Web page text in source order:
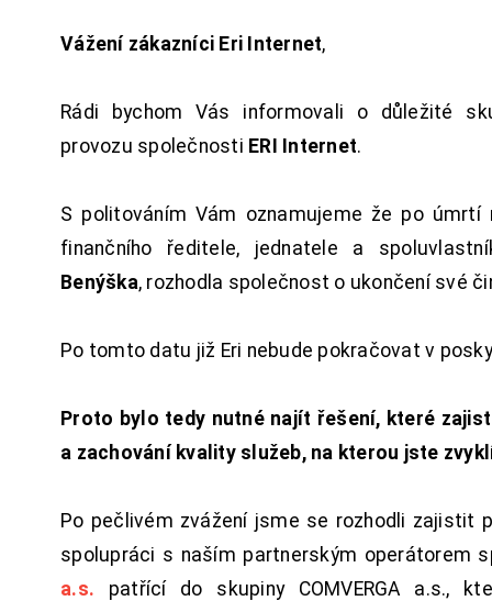
Vážení zákazníci Eri Internet,
Rádi bychom Vás informovali o důležité
provozu společnosti ERI Internet.
S politováním Vám oznamujeme že po úmrtí
finančního ředitele, jednatele a
Benýška, rozhodla společnost o ukončení své
Po tomto datu již Eri nebude pokračovat v
Proto bylo tedy nutné najít řešení, které
a zachování kvality služeb, na kterou jste
Po pečlivém zvážení jsme se rozhodli zajistit
spolupráci s naším partnerským operátorem
a.s. patřící do skupiny COMVERGA a.s.,